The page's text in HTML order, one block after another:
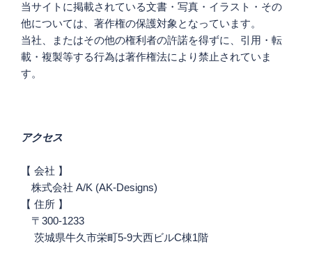
当サイトに掲載されている文書・写真・イラスト・その
他については、著作権の保護対象となっています。
当社、またはその他の権利者の許諾を得ずに、引用・転
載・複製等する行為は著作権法により禁止されていま
す。
アクセス
【 会社 】
株式会社 A/K (AK-Designs)
【 住所 】
〒300-1233
茨城県牛久市栄町5-9大西ビルC棟1階